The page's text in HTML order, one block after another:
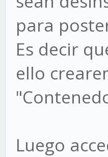
para
Es decir
ello
Luego